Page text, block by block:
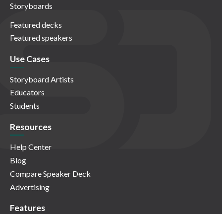
Storyboards
Featured decks
Featured speakers
Use Cases
Storyboard Artists
Educators
Students
Resources
Help Center
Blog
Compare Speaker Deck
Advertising
Features